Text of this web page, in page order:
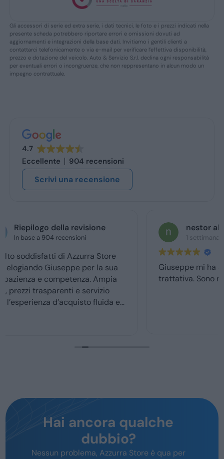
Gli accessori di serie ed extra serie, i dati tecnici, le foto e i prezzi indicati nella
presente scheda potrebbero riportare errori e omissioni dovuti ad
aggiornamenti e integrazioni della base dati. Invitiamo i gentili clienti a
contattarci telefonicamente o via e-mail per verificare l’effettiva disponibilità,
prezzo e dotazione del veicolo. Auto & Servizio S.r.l. declina ogni responsabilità
per eventuali errori o incongruenze, che non reppresentano in alcun modo un
impegno contrattuale.
4.7
Eccellente
904 recensioni
Scrivi una recensione
nestor alberto mochi
1 settimana fa
Giuseppe mi ha seguito dal primk momento della
trattativa. Sono molto soddisfatto
Hai ancora qualche
dubbio?
Nessun problema, Azzurra Store è qua per